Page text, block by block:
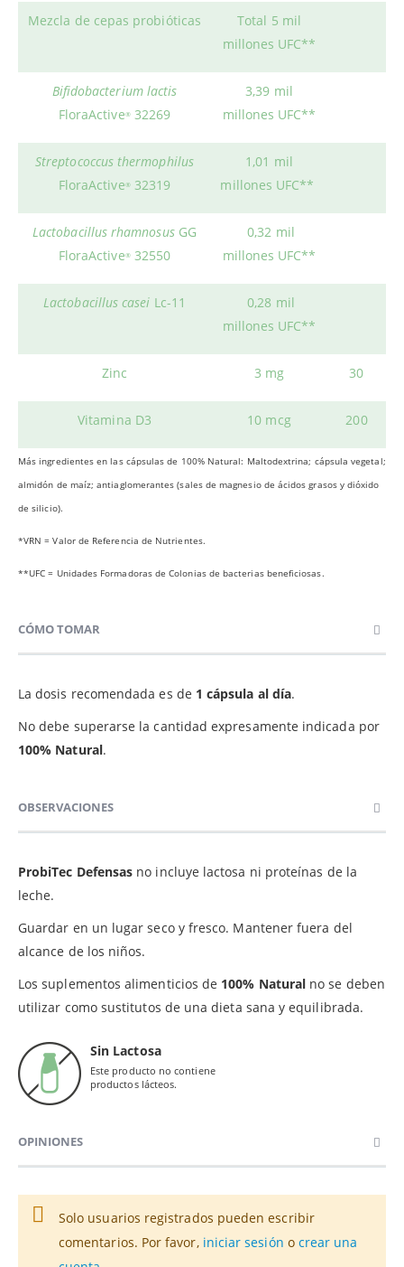
Mezcla de cepas probióticas
Total 5 mil
millones UFC**
Bifidobacterium lactis
FloraActive®32269
3,39 mil
millones UFC**
Streptococcus thermophilus
FloraActive®32319
1,01 mil
millones UFC**
Lactobacillus rhamnosusGG
FloraActive®32550
0,32 mil
millones UFC**
Lactobacillus casei Lc-11
0,28 mil
millones UFC**
Zinc 3 mg 30
Vitamina D3 10 mcg 200
Más ingredientes en las cápsulas de 100% Natural: Maltodextrina; cápsula vegetal;
almidón de maíz; antiaglomerantes (sales de magnesio de ácidos grasos y dióxido
de silicio).
*VRN = Valor de Referencia de Nutrientes.
**UFC = Unidades Formadoras de Colonias de bacterias beneficiosas.
CÓMO TOMAR
La dosis recomendada es de 1 cápsula al día.
No debe superarse la cantidad expresamente indicada por
100% Natural.
OBSERVACIONES
ProbiTec Defensas no incluye lactosa ni proteínas de la
leche.
Guardar en un lugar seco y fresco. Mantener fuera del
alcance de los niños.
Los suplementos alimenticios de 100% Natural no se deben
utilizar como sustitutos de una dieta sana y equilibrada.
Sin Lactosa
Este producto no contiene
productos lácteos.
OPINIONES
Solo usuarios registrados pueden escribir
comentarios. Por favor, iniciar sesión o crear una